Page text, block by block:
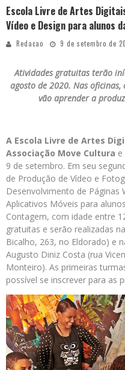
Escola Livre de Artes
Vídeo e Design para alunos
Redacao 9 de setembro de
Atividades gratuitas terão
agosto de 2020. Nas oficinas,
vão aprender a
A Escola Livre de Artes
Associação Move Cultura e
9 de setembro. Em seu
de Produção de Vídeo e
Desenvolvimento de Páginas
Aplicativos Móveis para
Contagem, com idade entre
gratuitas e serão realizadas
Bicalho, 263, no Eldorado) e
Augusto Diniz Costa (rua
Monteiro). As primeiras
possível se inscrever para as